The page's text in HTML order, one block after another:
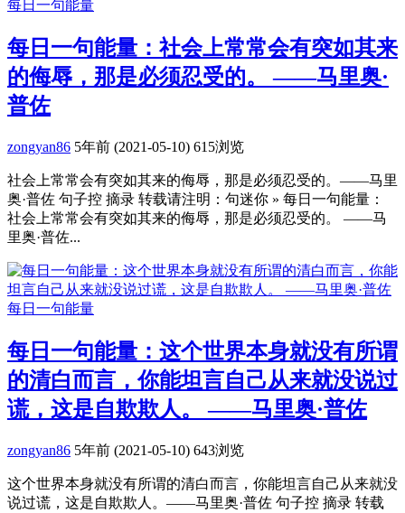
每日一句能量
每日一句能量：社会上常常会有突如其来
的侮辱，那是必须忍受的。 ——马里奥·
普佐
zongyan86 5年前 (2021-05-10) 615浏览
社会上常常会有突如其来的侮辱，那是必须忍受的。——马里
奥·普佐 句子控 摘录 转载请注明：句迷你 » 每日一句能量：
社会上常常会有突如其来的侮辱，那是必须忍受的。 ——马
里奥·普佐...
每日一句能量
每日一句能量：这个世界本身就没有所谓
的清白而言，你能坦言自己从来就没说过
谎，这是自欺欺人。 ——马里奥·普佐
zongyan86 5年前 (2021-05-10) 643浏览
这个世界本身就没有所谓的清白而言，你能坦言自己从来就没
说过谎，这是自欺欺人。——马里奥·普佐 句子控 摘录 转载